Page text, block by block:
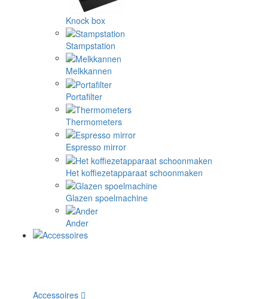
Knock box
Stampstation
Melkkannen
Portafilter
Thermometers
Espresso mirror
Het koffiezetapparaat schoonmaken
Glazen spoelmachine
Ander
Accessoires